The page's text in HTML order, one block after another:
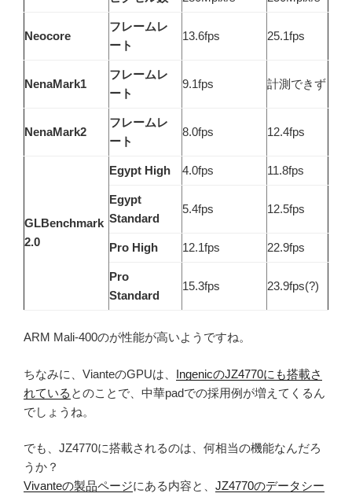
Neocore
フレームレ
ート
13.6fps 25.1fps
NenaMark1
フレームレ
ート
9.1fps 計測できず
NenaMark2
フレームレ
ート
8.0fps 12.4fps
GLBenchmark
2.0
Egypt High 4.0fps 11.8fps
Egypt
Standard
5.4fps 12.5fps
Pro High 12.1fps 22.9fps
Pro
Standard
15.3fps 23.9fps(?)
ARM Mali-400のが性能が高いようですね。
ちなみに、VianteのGPUは、 IngenicのJZ4770にも搭載さ
れている とのことで、中華padでの採用例が増えてくるん
でしょうね。
でも、JZ4770に搭載されるのは、何相当の機能なんだろ
うか？
Vivanteの製品ページにある内容と、 JZ4770のデータシー